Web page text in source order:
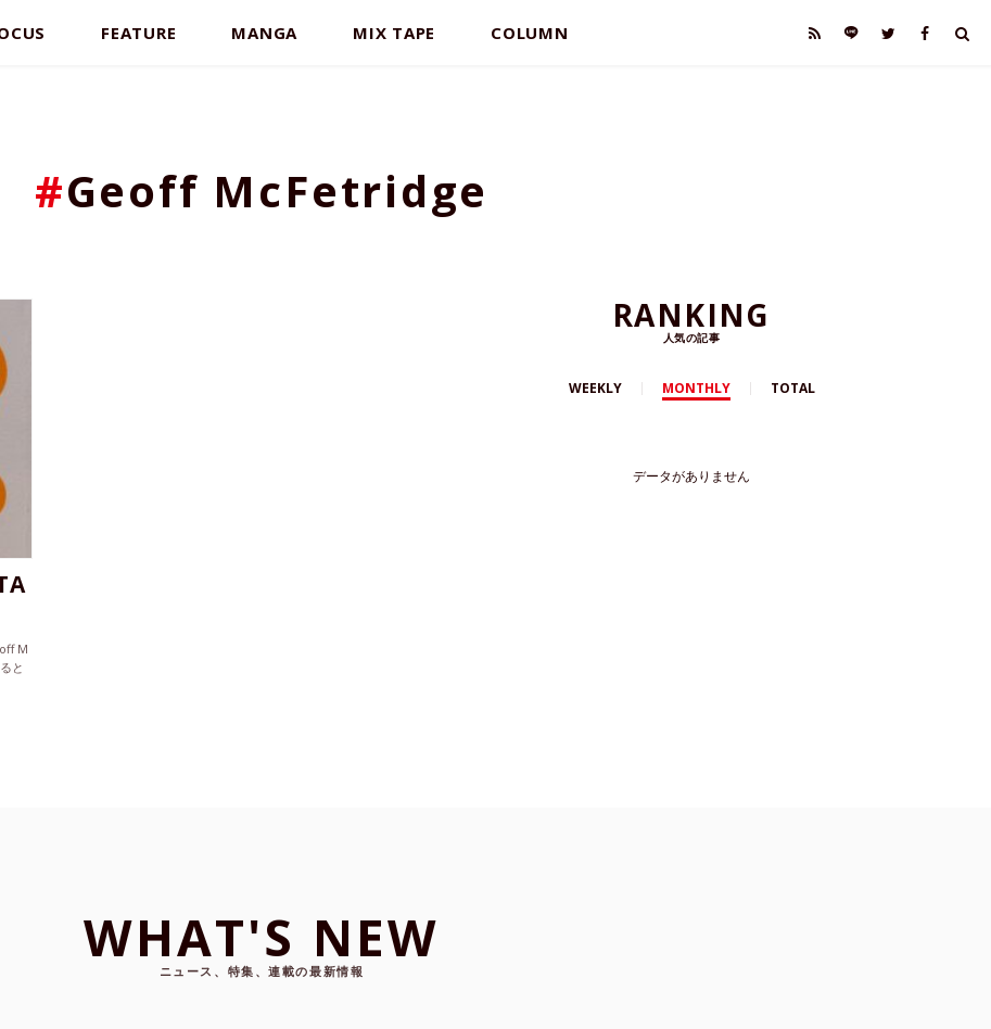
FEATURE MANGA MIX TAPE COLUMN
#Geoff McFetridge
M
と
RANKING
人気の記事
WEEKLY MONTHLY TOTAL
データがありません
WHAT'S NEW
ニュース、特集、連載の最新情報